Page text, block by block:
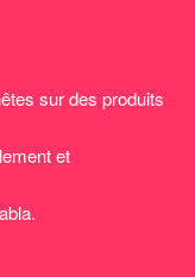
sur des produits
et